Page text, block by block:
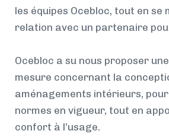
les équipes Ocebloc, tout en se
relation avec un partenaire
Ocebloc a su nous proposer
mesure concernant la
aménagements intérieurs,
normes en vigueur, tout en
confort à l’usage.